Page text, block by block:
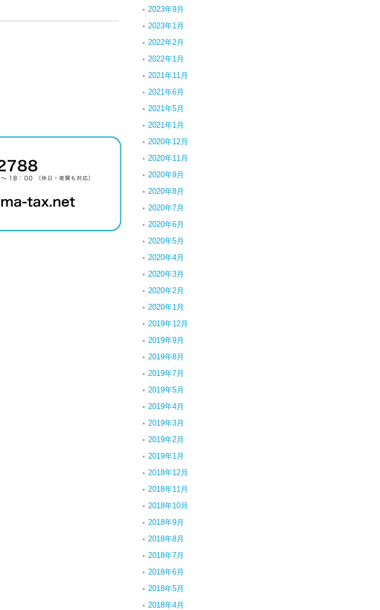
2023年9月
2023年1月
2022年2月
2022年1月
2021年11月
2021年6月
2021年5月
2021年1月
2020年12月
2020年11月
2020年9月
2020年8月
2020年7月
2020年6月
2020年5月
2020年4月
2020年3月
2020年2月
2020年1月
2019年12月
2019年9月
2019年8月
2019年7月
2019年5月
2019年4月
2019年3月
2019年2月
2019年1月
2018年12月
2018年11月
2018年10月
2018年9月
2018年8月
2018年7月
2018年6月
2018年5月
2018年4月